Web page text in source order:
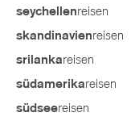
seychellenreisen
skandinavienreisen
srilankareisen
südamerikareisen
südseereisen